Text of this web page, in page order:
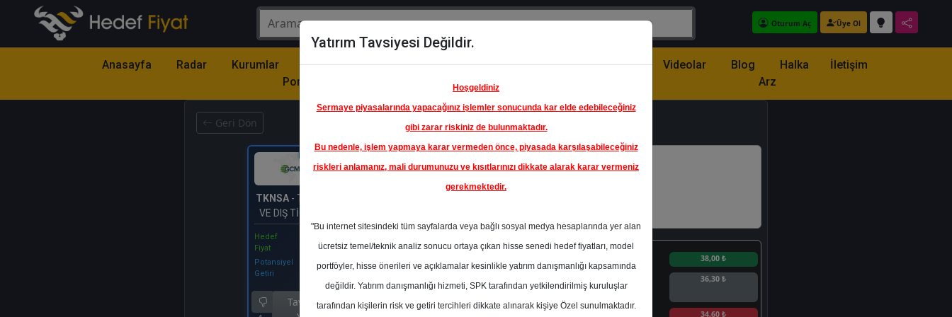
Oturum Aç Üye Ol
Anasayfa Radar Kurumlar
Model
Portföy
Hisse
Öne
Çıkanlar
Raporlar Partnerlerimiz Videolar Blog
Halka
Arz
İletişim
Geri Dön
TKNSA - TEKNOSA İÇ
VE DIŞ TİCARET A.Ş.
Hedef
Fiyat
Potansiyel
Getiri
%152.01
Tavsiye
En Yüksek Tahmin 38,00 ₺
Ortalama Fiyat
Tahmini
36,30 ₺
34,60 ₺
Yatırım Tavsiyesi Değildir.
Hoşgeldiniz
Sermaye piyasalarında yapacağınız işlemler sonucunda kar elde edebileceğiniz
gibi zarar riskiniz de bulunmaktadır.
Bu nedenle, işlem yapmaya karar vermeden önce, piyasada karşılaşabileceğiniz
riskleri anlamanız, mali durumunuzu ve kısıtlarınızı dikkate alarak karar vermeniz
gerekmektedir.
"Bu internet sitesindeki tüm sayfalarda veya bağlı sosyal medya hesaplarında yer alan
ücretsiz temel/teknik analiz sonucu ortaya çıkan hisse senedi hedef fiyatları, model
portföyler, hisse önerileri ve açıklamalar kesinlikle yatırım danışmanlığı kapsamında
değildir. Yatırım danışmanlığı hizmeti, SPK tarafından yetkilendirilmiş kuruluşlar
tarafından kişilerin risk ve getiri tercihleri dikkate alınarak kişiye Özel sunulmaktadır.